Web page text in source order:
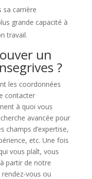
sa carrière
grande capacité à
travail.
un
?
les coordonnées
contacter
à quoi vous
avancée pour
champs d’expertise,
etc. Une fois
vous plaît, vous
partir de notre
vous ou